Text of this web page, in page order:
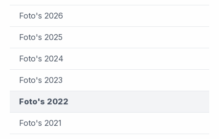
Foto's 2026
Foto's 2025
Foto's 2024
Foto's 2023
Foto's 2022
Foto's 2021